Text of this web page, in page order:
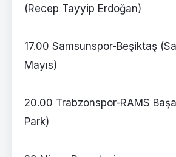
(Recep Tayyip Erdoğan)
17.00 Samsunspor-Beşiktaş
Mayıs)
20.00 Trabzonspor-RAMS
Park)